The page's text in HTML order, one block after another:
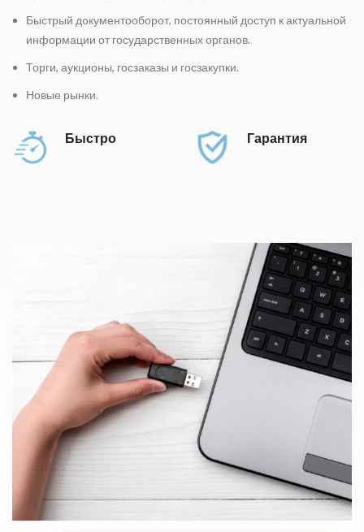
Быстрый дoкументооборот, постоянный доступ к актуальной
информации от государственных органов.
Торги, аукционы, госзаказы и госзакупки.
Новые рынки.
Быстро Гарантия